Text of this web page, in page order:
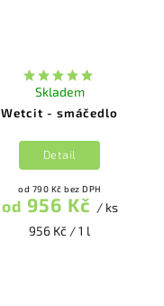
Wetcit - smáčedlo
Skladem
od 790 Kč bez DPH
od 956 Kč / ks
956 Kč / 1 l
Detail